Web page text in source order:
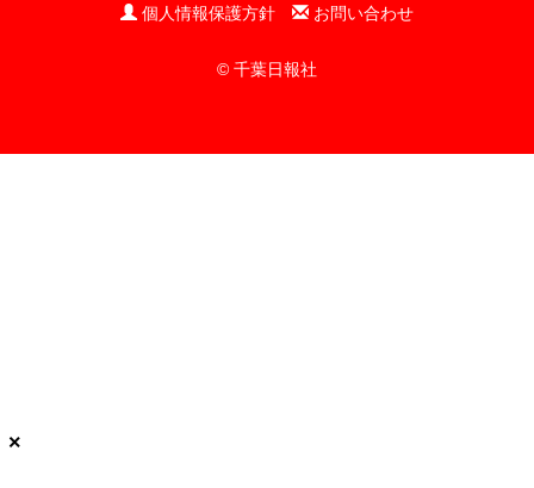
個人情報保護方針
お問い合わせ
© 千葉日報社
×